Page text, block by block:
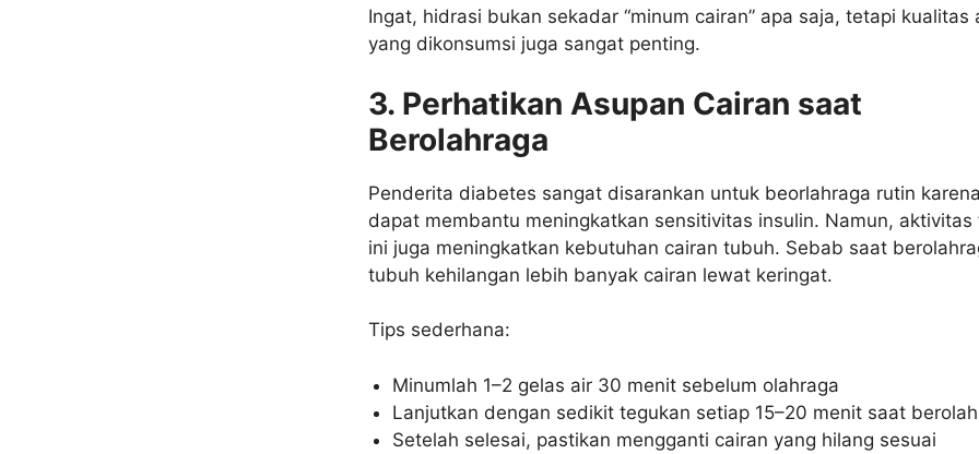
Ingat, hidrasi bukan sekadar “minum cairan” apa saja, tetapi kualitas
yang dikonsumsi juga sangat penting.
3. Perhatikan Asupan Cairan saat
Berolahraga
Penderita diabetes sangat disarankan untuk beorlahraga rutin karena
dapat membantu meningkatkan sensitivitas insulin. Namun, aktivitas
ini juga meningkatkan kebutuhan cairan tubuh. Sebab saat
tubuh kehilangan lebih banyak cairan lewat keringat.
Tips sederhana:
Minumlah 1–2 gelas air 30 menit sebelum olahraga
Lanjutkan dengan sedikit tegukan setiap 15–20 menit saat
Setelah selesai, pastikan mengganti cairan yang hilang sesuai